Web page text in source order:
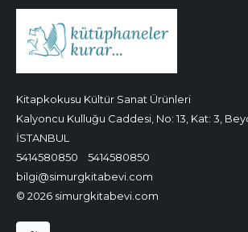
Kitapkokusu Kültür Sanat Ürünleri
Kalyoncu Kulluğu Caddesi, No: 13, Kat: 3,
İSTANBUL
5414580850
5414580850
bilgi@simurgkitabevi.com
© 2026 simurgkitabevi.com